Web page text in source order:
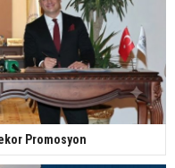
Promosyon